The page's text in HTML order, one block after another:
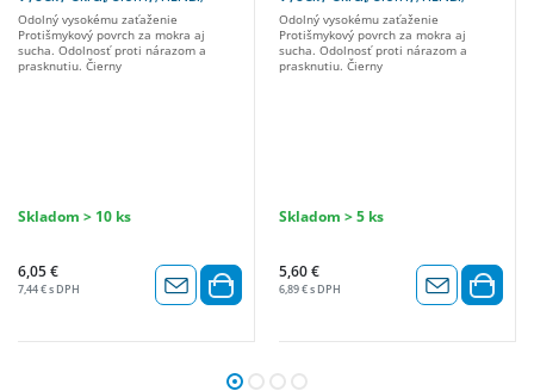
⌀360x(H)39mm Ø360 mm,
878408
Odolný vysokému zaťaženie
Protišmykový povrch za mokra aj
sucha. Odolnosť proti nárazom a
prasknutiu. Čierny
Skladom > 10 ks
6,05 €
7,44 € s DPH
⌀320x(H)37mm Ø320 mm,
878606
Odolný vysokému zaťaženie
Protišmykový povrch za mokra aj
sucha. Odolnosť proti nárazom a
prasknutiu. Čierny
Skladom > 5 ks
5,60 €
6,89 € s DPH